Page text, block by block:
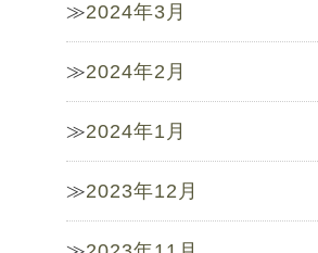
2024年3月
2024年2月
2024年1月
2023年12月